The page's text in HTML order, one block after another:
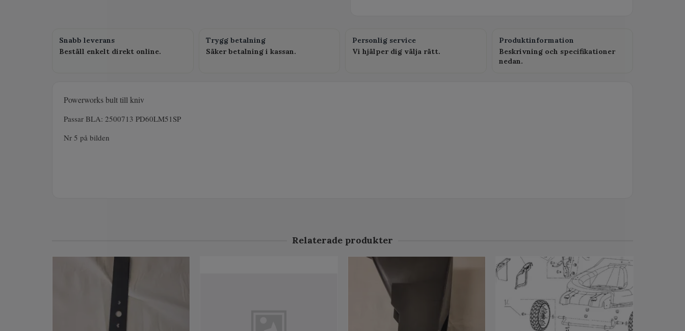
Snabb leverans
Beställ enkelt direkt online.
Trygg betalning
Säker betalning i kassan.
Personlig service
Vi hjälper dig välja rätt.
Produktinformation
Beskrivning och specifikationer
nedan.
Powerworks bult till kniv
Passar BLA: 2500713 PD60LM51SP
Nr 5 på bilden
Relaterade produkter